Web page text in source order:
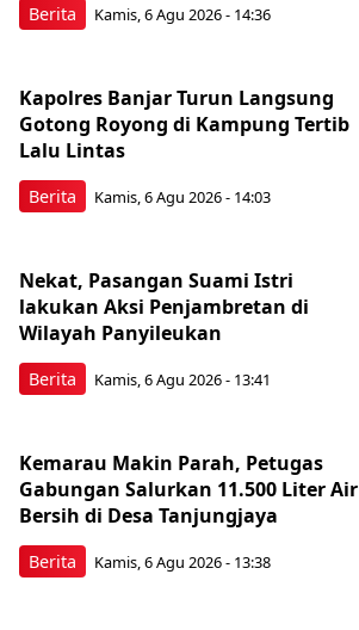
Berita Kamis, 6 Agu 2026 - 14:36
Berita
Kapolres Banjar Turun Langsung
Gotong Royong di Kampung Tertib
Lalu Lintas
Kamis, 6 Agu 2026 - 14:03
Berita
Nekat, Pasangan Suami Istri
lakukan Aksi Penjambretan di
Wilayah Panyileukan
Kamis, 6 Agu 2026 - 13:41
Berita
Kemarau Makin Parah, Petugas
Gabungan Salurkan 11.500 Liter Air
Bersih di Desa Tanjungjaya
Kamis, 6 Agu 2026 - 13:38